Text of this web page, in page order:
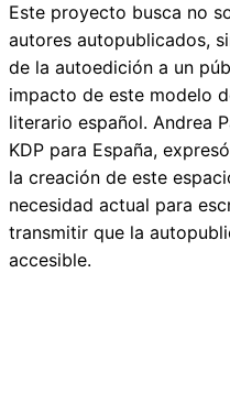
Este proyecto busca no
autores autopublicados,
de la autoedición a un
impacto de este modelo
literario español. Andrea
KDP para España,
la creación de este
necesidad actual para
transmitir que la
accesible.